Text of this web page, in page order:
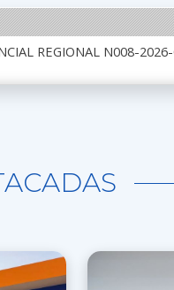
REGIONAL N008-